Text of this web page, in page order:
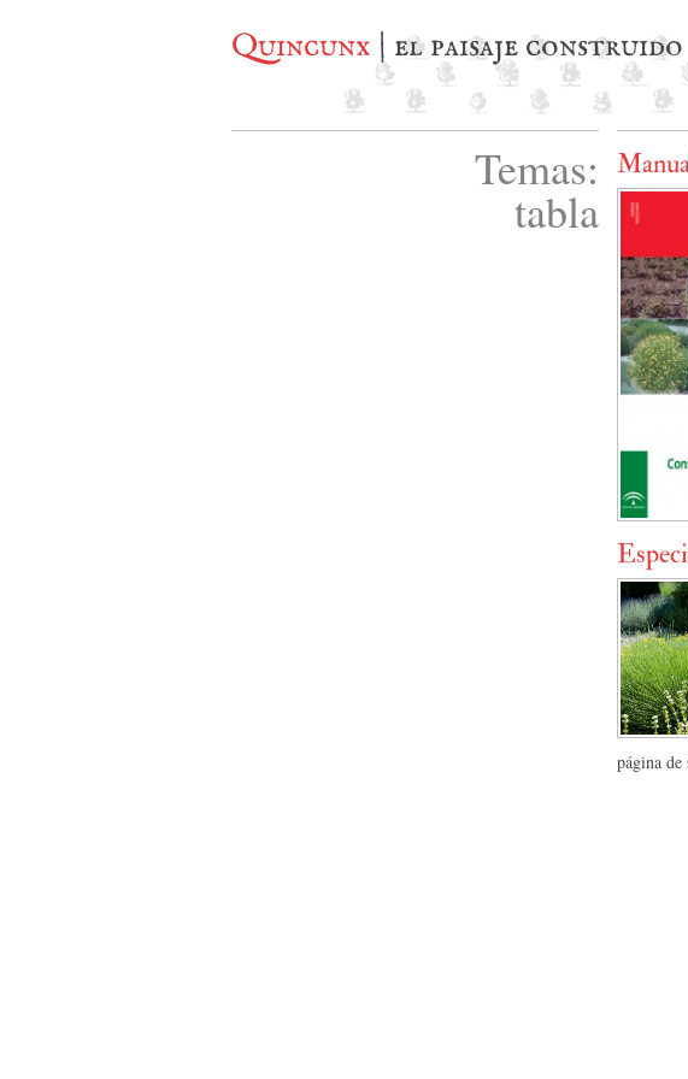
Quincunx | el paisaje construido
Temas:
tabla
página